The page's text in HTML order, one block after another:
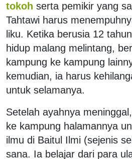
tokoh serta pemikir yang
Tahtawi harus
liku. Ketika berusia 12
hidup malang melintang,
kampung ke kampung
kemudian, ia harus
untuk selamanya.
Setelah ayahnya
ke kampung halamannya
ilmu di Baitul Ilmi (sejenis
sana. Ia belajar dari para